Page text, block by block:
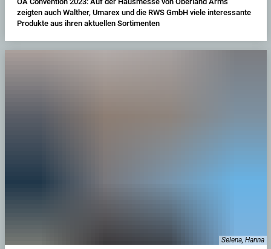
zeigten auch Walther, Umarex und die RWS GmbH viele interessante
Produkte aus ihren aktuellen Sortimenten
Selena, Hanna